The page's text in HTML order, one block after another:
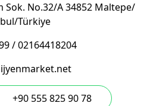
No.32/A 34852 Maltepe/
Türkiye
/02164418204
+90 555 825 90 78